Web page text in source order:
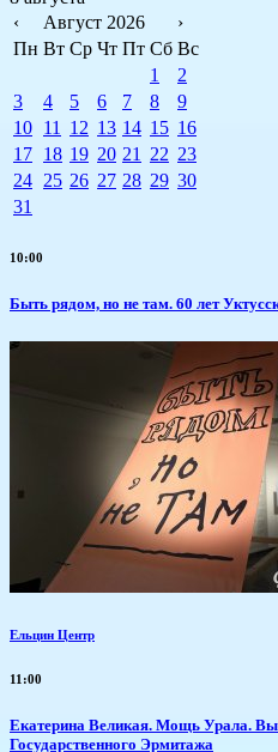
‹
Август 2026
›
Пн Вт Ср Чт Пт Сб Вс
1
2
3
4 5 6 7 8
9
10 11 12 13 14 15 16
17 18 19 20 21 22 23
24 25 26 27 28 29 30
31
10:00
Быть рядом, но не там. 60 лет
Ельцин Центр
11:00
​Екатерина Великая. Мощь Урала.
Государственного Эрмитажа